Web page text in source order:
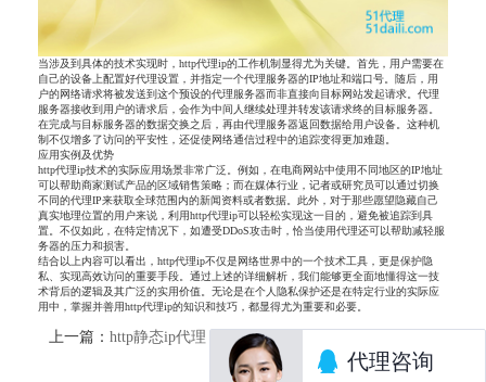
当涉及到具体的技术实现时，http代理ip的工作机制显得尤为关键。首先，用户需要在
自己的设备上配置好代理设置，并指定一个代理服务器的IP地址和端口号。随后，用
户的网络请求将被发送到这个预设的代理服务器而非直接向目标网站发起请求。代理
服务器接收到用户的请求后，会作为中间人继续处理并转发该请求终的目标服务器。
在完成与目标服务器的数据交换之后，再由代理服务器返回数据给用户设备。这种机
制不仅增多了访问的平安性，还促使网络通信过程中的追踪变得更加难题。
应用实例及优势
http代理ip技术的实际应用场景非常广泛。例如，在电商网站中使用不同地区的IP地址
可以帮助商家测试产品的区域销售策略；而在媒体行业，记者或研究员可以通过切换
不同的代理IP来获取全球范围内的新闻资料或者数据。此外，对于那些愿望隐藏自己
真实地理位置的用户来说，利用http代理ip可以轻松实现这一目的，避免被追踪到具
置。不仅如此，在特定情况下，如遭受DDoS攻击时，恰当使用代理还可以帮助减轻服
务器的压力和损害。
结合以上内容可以看出，http代理ip不仅是网络世界中的一个技术工具，更是保护隐
私、实现高效访问的重要手段。通过上述的详细解析，我们能够更全面地懂得这一技
术背后的逻辑及其广泛的实用价值。无论是在个人隐私保护还是在特定行业的实际应
用中，掌握并善用http代理ip的知识和技巧，都显得尤为重要和必要。
上一篇： http静态ip代理 下一篇：